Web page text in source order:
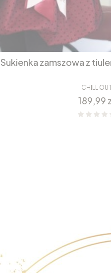
Sukienka zamszowa z
CHILL
Cena
189,99